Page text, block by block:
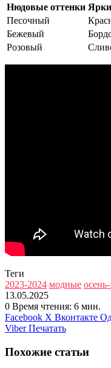
Нюдовые оттенки
Песочный
Бежевый
Розовый
Теги
2023-2024 модные
13.05.2025
0 Время чтения: 6 мин.
Facebook X Вконтакте
Viber Печатать
Похожие статьи